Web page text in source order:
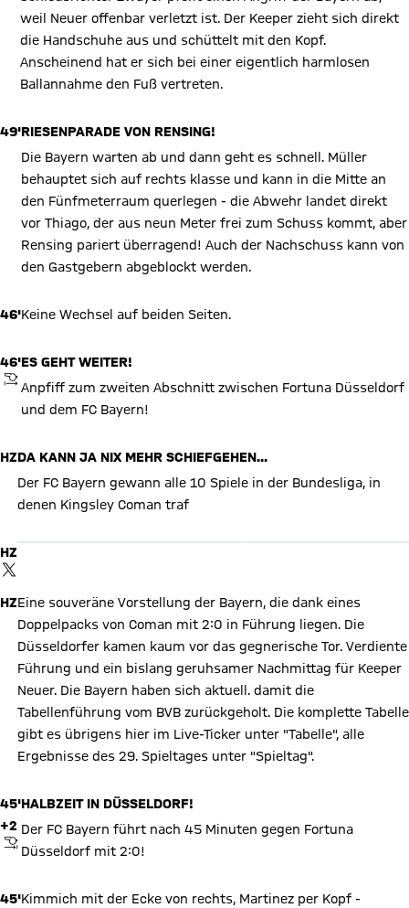
weil Neuer offenbar verletzt ist. Der Keeper zieht sich direkt
die Handschuhe aus und schüttelt mit den Kopf.
Anscheinend hat er sich bei einer eigentlich harmlosen
Ballannahme den Fuß vertreten.
49'RIESENPARADE VON RENSING!
Die Bayern warten ab und dann geht es schnell. Müller
behauptet sich auf rechts klasse und kann in die Mitte an
den Fünfmeterraum querlegen - die Abwehr landet direkt
vor Thiago, der aus neun Meter frei zum Schuss kommt, aber
Rensing pariert überragend! Auch der Nachschuss kann von
den Gastgebern abgeblockt werden.
46'Keine Wechsel auf beiden Seiten.
46'
ANPFIFF
ES GEHT WEITER!
Anpfiff zum zweiten Abschnitt zwischen Fortuna Düsseldorf
und dem FC Bayern!
HZDA KANN JA NIX MEHR SCHIEFGEHEN...
Der FC Bayern gewann alle 10 Spiele in der Bundesliga, in
denen Kingsley Coman traf
HZ
TWITTER-BEITRAG
X Inhalte anzeigen
verarbeiten. Vorher kann das soziale Netzwerk keine Daten über
Einwilligungslösung ändern. Details: Datenschutzerklärung
HZEine souveräne Vorstellung der Bayern, die dank eines
Doppelpacks von Coman mit 2:0 in Führung liegen. Die
Düsseldorfer kamen kaum vor das gegnerische Tor. Verdiente
Führung und ein bislang geruhsamer Nachmittag für Keeper
Neuer. Die Bayern haben sich aktuell. damit die
Tabellenführung vom BVB zurückgeholt. Die komplette Tabelle
gibt es übrigens hier im Live-Ticker unter "Tabelle", alle
Ergebnisse des 29. Spieltages unter "Spieltag".
45'
+2
ABPFIFF
HALBZEIT IN DÜSSELDORF!
Der FC Bayern führt nach 45 Minuten gegen Fortuna
Düsseldorf mit 2:0!
45'Kimmich mit der Ecke von rechts, Martinez per Kopf -